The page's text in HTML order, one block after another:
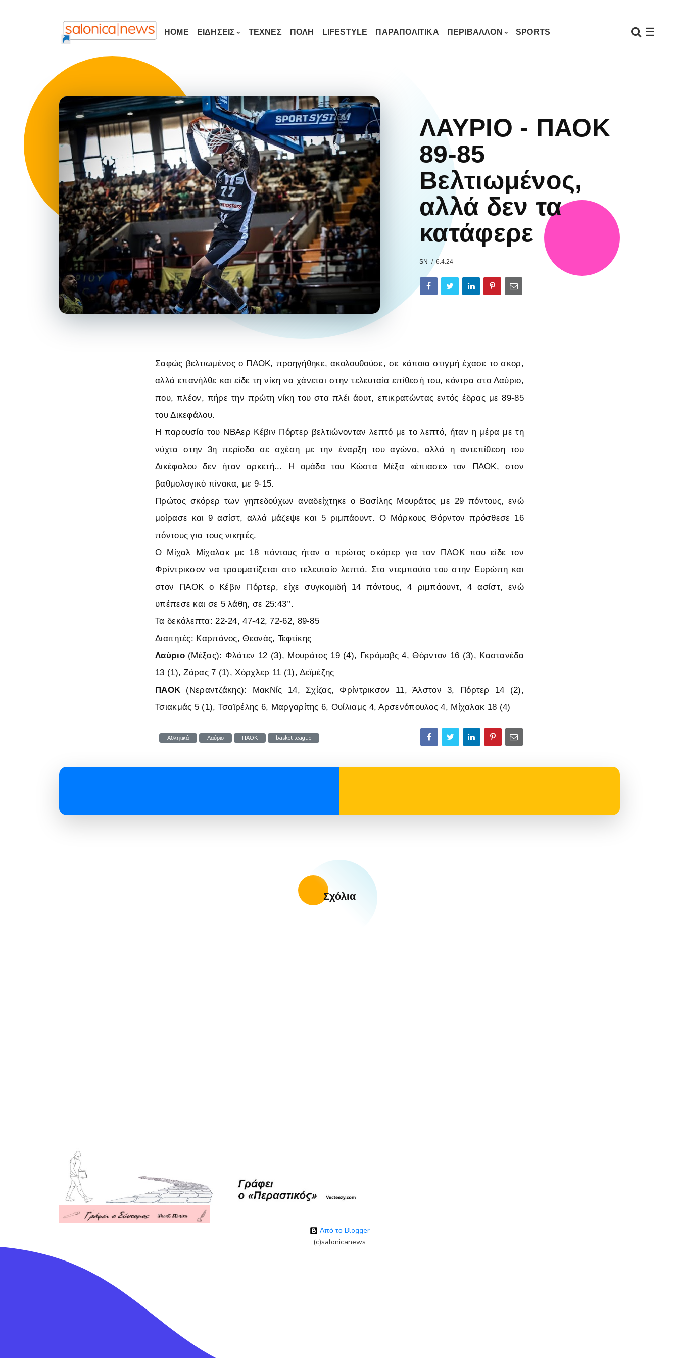
☰
HOME ΕΙΔΗΣΕΙΣ ΤΕΧΝΕΣ ΠΟΛΗ LIFESTYLE ΠΑΡΑΠΟΛΙΤΙΚΑ ΠΕΡΙΒΑΛΛΟΝ SPORTS
ΛΑΥΡΙΟ - ΠΑΟΚ
89-85
Βελτιωμένος,
αλλά δεν τα
κατάφερε
SN 6.4.24
Σαφώς βελτιωμένος ο ΠΑΟΚ, προηγήθηκε, ακολουθούσε, σε κάποια στιγμή έχασε το σκορ,
αλλά επανήλθε και είδε τη νίκη να χάνεται στην τελευταία επίθεσή του, κόντρα στο Λαύριο,
που, πλέον, πήρε την πρώτη νίκη του στα πλέι άουτ, επικρατώντας εντός έδρας με 89-85
του Δικεφάλου.
H παρουσία του ΝΒΑερ Κέβιν Πόρτερ βελτιώνονταν λεπτό με το λεπτό, ήταν η μέρα με τη
νύχτα στην 3η περίοδο σε σχέση με την έναρξη του αγώνα, αλλά η αντεπίθεση του
Δικέφαλου δεν ήταν αρκετή... Η ομάδα του Κώστα Μέξα «έπιασε» τον ΠΑΟΚ, στον
βαθμολογικό πίνακα, με 9-15.
Πρώτος σκόρερ των γηπεδούχων αναδείχτηκε ο Βασίλης Μουράτος με 29 πόντους, ενώ
μοίρασε και 9 ασίστ, αλλά μάζεψε και 5 ριμπάουντ. Ο Μάρκους Θόρντον πρόσθεσε 16
πόντους για τους νικητές.
Ο Μίχαλ Μίχαλακ με 18 πόντους ήταν ο πρώτος σκόρερ για τον ΠΑΟΚ που είδε τον
Φρίντρικσον να τραυματίζεται στο τελευταίο λεπτό. Στο ντεμπούτο του στην Ευρώπη και
στον ΠΑΟΚ ο Κέβιν Πόρτερ, είχε συγκομιδή 14 πόντους, 4 ριμπάουντ, 4 ασίστ, ενώ
υπέπεσε και σε 5 λάθη, σε 25:43’’.
Τα δεκάλεπτα: 22-24, 47-42, 72-62, 89-85
Διαιτητές: Καρπάνος, Θεονάς, Τεφτίκης
Λαύριο(Μέξας): Φλάτεν 12 (3), Μουράτος 19 (4), Γκρόμοβς 4, Θόρντον 16 (3), Καστανέδα
13 (1), Ζάρας 7 (1), Χόρχλερ 11 (1), Δεϊμέζης
ΠΑΟΚ (Νεραντζάκης): ΜακΝίς 14, Σχίζας, Φρίντρικσον 11, Άλστον 3, Πόρτερ 14 (2),
Τσιακμάς 5 (1), Τσαϊρέλης 6, Μαργαρίτης 6, Ουίλιαμς 4, Αρσενόπουλος 4, Μίχαλακ 18 (4)
Αθλητικά Λαύριο ΠΑΟΚ basket league
Σχόλια
Από το Blogger
(c)salonicanews